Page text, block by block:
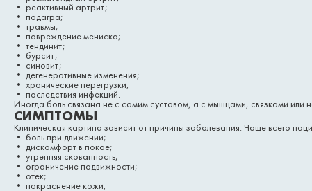
• реактивный артрит;
• подагра;
• травмы;
• повреждение мениска;
• тендинит;
• бурсит;
• синовит;
• дегенеративные изменения;
• хронические перегрузки;
• последствия инфекций.
Иногда боль связана не с самим суставом, а с мышцами, связками
СИМПТОМЫ
Клиническая картина зависит от причины заболевания. Чаще всего
• боль при движении;
• дискомфорт в покое;
• утренняя скованность;
• ограничение подвижности;
• отек;
• покраснение кожи;